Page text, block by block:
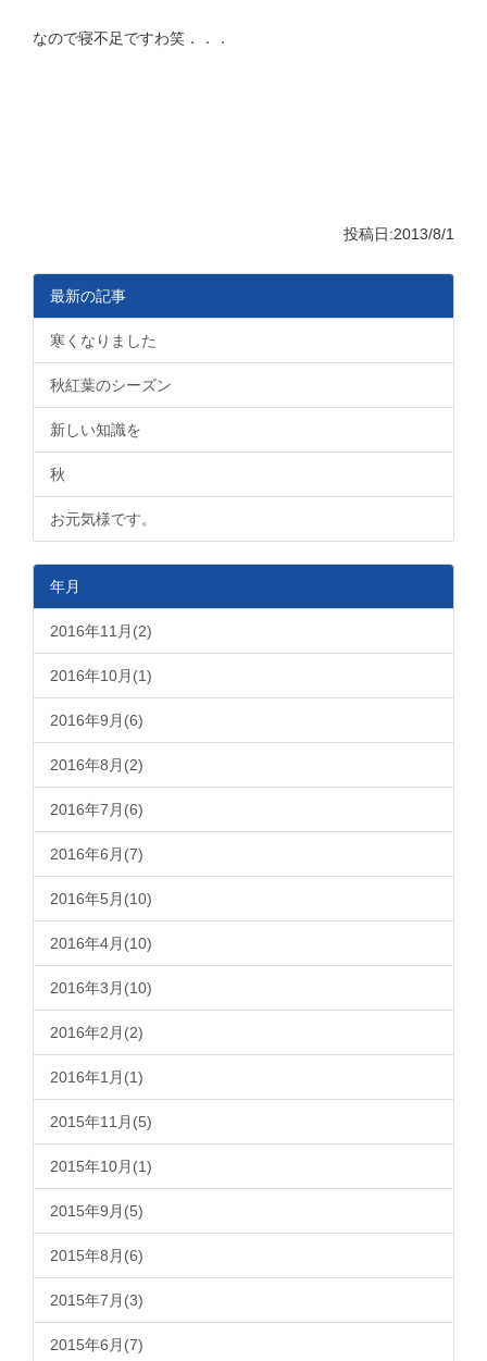
なので寝不足ですわ笑．．．
投稿日:2013/8/1
最新の記事
寒くなりました
秋紅葉のシーズン
新しい知識を
秋
お元気様です。
年月
2016年11月(2)
2016年10月(1)
2016年9月(6)
2016年8月(2)
2016年7月(6)
2016年6月(7)
2016年5月(10)
2016年4月(10)
2016年3月(10)
2016年2月(2)
2016年1月(1)
2015年11月(5)
2015年10月(1)
2015年9月(5)
2015年8月(6)
2015年7月(3)
2015年6月(7)